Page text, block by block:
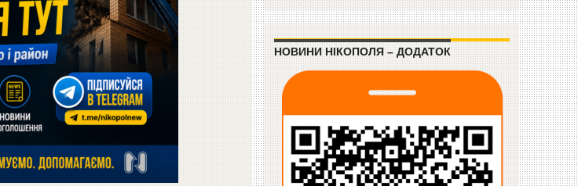
НОВИНИ НІКОПОЛЯ – ДОДАТОК